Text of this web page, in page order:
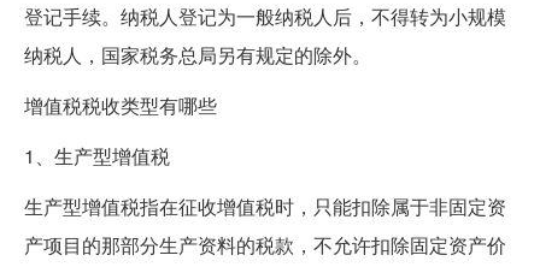
登记手续。纳税人登记为一般纳税人后，不得转为小规模
纳税人，国家税务总局另有规定的除外。
增值税税收类型有哪些
1、生产型增值税
生产型增值税指在征收增值税时，只能扣除属于非固定资
产项目的那部分生产资料的税款，不允许扣除固定资产价